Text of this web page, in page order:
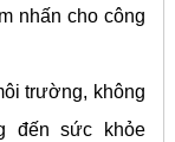
nhấn cho công
trường, không
đến sức khỏe